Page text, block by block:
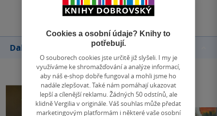
Přidat hodnocení
Další knihy autora
Cookies a osobní údaje? Knihy to
potřebují.
O souborech cookies jste určitě již slyšeli. I my je
využíváme ke shromažďování a analýze informací,
aby náš e-shop dobře fungoval a mohli jsme ho
nadále zlepšovat. Také nám pomáhají ukazovat
lepší a cílenější reklamu. Žádných 50 odstínů, ale
klidně Vergilia v originále. Váš souhlas může předat
marketingovým platformám i některé vaše osobní